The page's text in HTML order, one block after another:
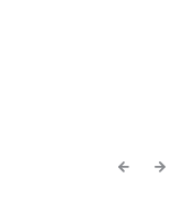
Previous
Next